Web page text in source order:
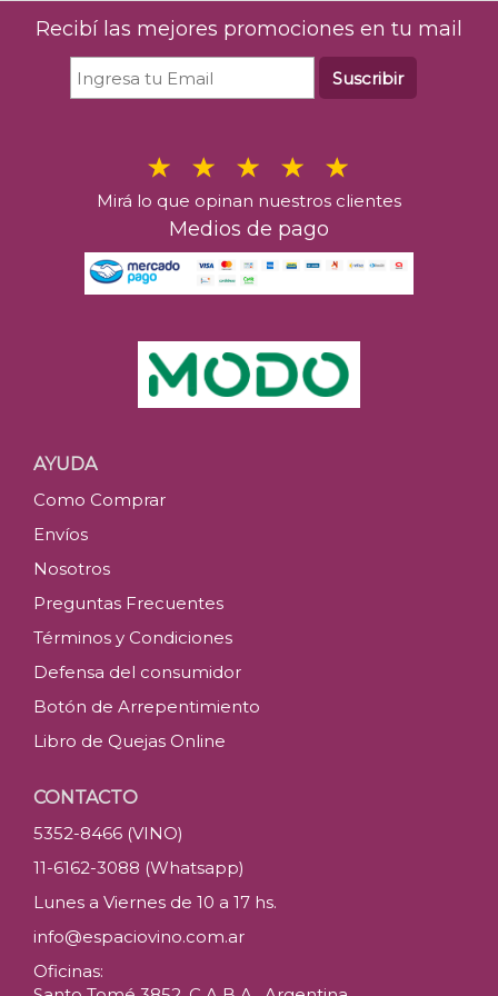
Recibí las mejores promociones en tu mail
Suscribir
Mirá lo que opinan nuestros clientes
Medios de pago
AYUDA
Como Comprar
Envíos
Nosotros
Preguntas Frecuentes
Términos y Condiciones
Defensa del consumidor
Botón de Arrepentimiento
Libro de Quejas Online
CONTACTO
5352-8466 (VINO)
11-6162-3088 (Whatsapp)
Lunes a Viernes de 10 a 17 hs.
info@espaciovino.com.ar
Oficinas: